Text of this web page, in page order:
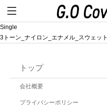
Single
3トーン_ナイロン_エナメル_スウェット
トップ
会社概要
プライバシーポリシー